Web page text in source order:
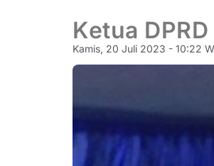
Ketua
Kamis, 20 Juli 2023 - 10:22